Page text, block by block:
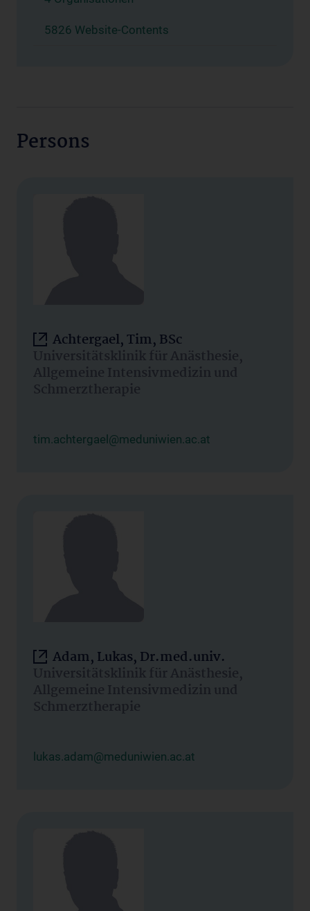
5826 Website-Contents
Persons
Achtergael, Tim, BSc
Universitätsklinik für Anästhesie,
Allgemeine Intensivmedizin und
Schmerztherapie
tim.achtergael@meduniwien.ac.at
Adam, Lukas, Dr.med.univ.
Universitätsklinik für Anästhesie,
Allgemeine Intensivmedizin und
Schmerztherapie
lukas.adam@meduniwien.ac.at